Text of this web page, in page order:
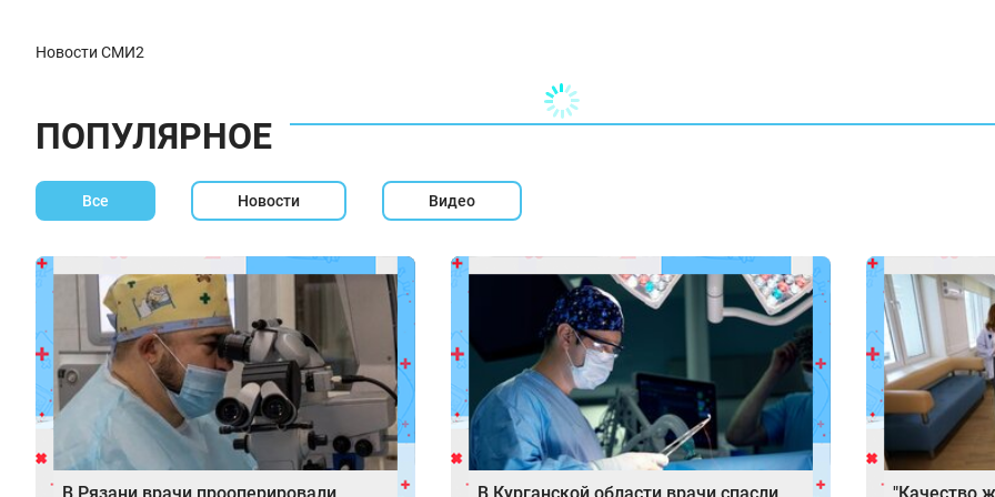
Новости СМИ2
ПОПУЛЯРНОЕ
Все Новости Видео
В Рязани врачи прооперировали В Курганской области врачи спасли "Качество